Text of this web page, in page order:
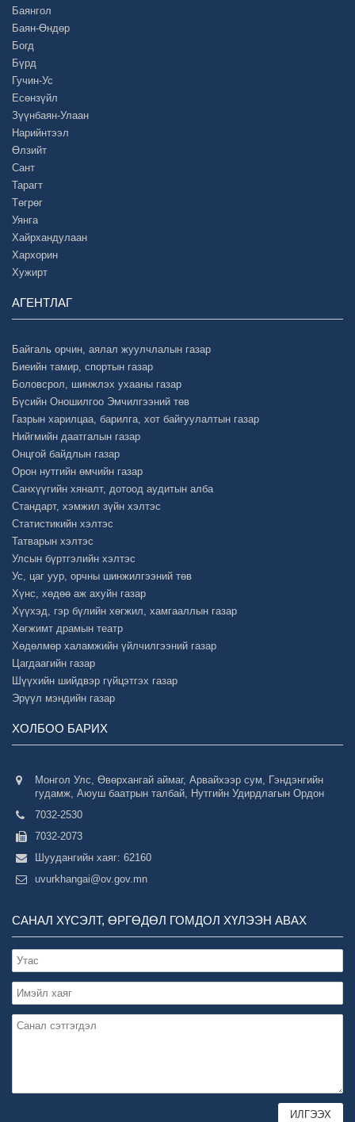
Баянгол
Баян-Өндөр
Богд
Бүрд
Гучин-Ус
Есөнзүйл
Зүүнбаян-Улаан
Нарийнтээл
Өлзийт
Сант
Тарагт
Төгрөг
Уянга
Хайрхандулаан
Хархорин
Хужирт
АГЕНТЛАГ
Байгаль орчин, аялал жуулчлалын газар
Биеийн тамир, спортын газар
Боловсрол, шинжлэх ухааны газар
Бүсийн Оношилгоо Эмчилгээний төв
Газрын харилцаа, барилга, хот байгуулалтын газар
Нийгмийн даатгалын газар
Онцгой байдлын газар
Орон нутгийн өмчийн газар
Санхүүгийн хяналт, дотоод аудитын алба
Стандарт, хэмжил зүйн хэлтэс
Статистикийн хэлтэс
Татварын хэлтэс
Улсын бүртгэлийн хэлтэс
Ус, цаг уур, орчны шинжилгээний төв
Хүнс, хөдөө аж ахуйн газар
Хүүхэд, гэр бүлийн хөгжил, хамгааллын газар
Хөгжимт драмын театр
Хөдөлмөр халамжийн үйлчилгээний газар
Цагдаагийн газар
Шүүхийн шийдвэр гүйцэтгэх газар
Эрүүл мэндийн газар
ХОЛБОО БАРИХ
Монгол Улс, Өвөрхангай аймаг, Арвайхээр сум, Гэндэнгийн
гудамж, Аюуш баатрын талбай, Нутгийн Удирдлагын Ордон
7032-2530
7032-2073
Шуудангийн хаяг: 62160
uvurkhangai@ov.gov.mn
САНАЛ ХҮСЭЛТ, ӨРГӨДӨЛ ГОМДОЛ ХҮЛЭЭН АВАХ